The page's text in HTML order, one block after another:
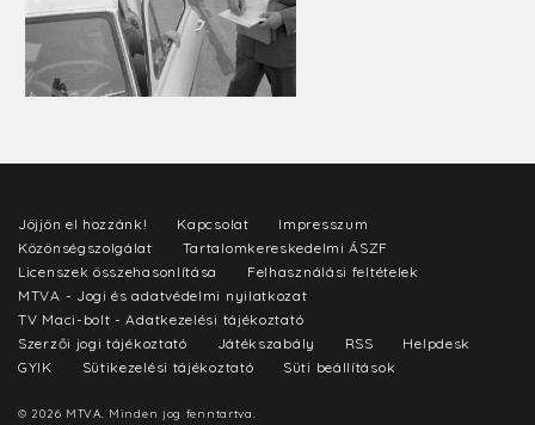
Jöjjön el hozzánk! Kapcsolat
Impresszum
Közönségszolgálat
Tartalomkereskedelmi ÁSZF
Licenszek összehasonlítása
Felhasználási feltételek
MTVA - Jogi és adatvédelmi nyilatkozat
TV Maci-bolt - Adatkezelési tájékoztató
Szerzői jogi tájékoztató
Játékszabály RSS
Helpdesk
GYIK
Sütikezelési tájékoztató Süti beállítások
© 2026 MTVA. Minden jog fenntartva.